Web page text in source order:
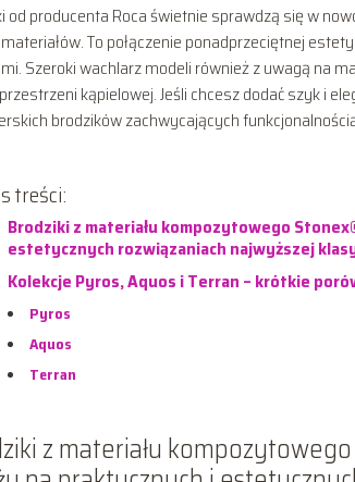
od producenta Roca świetnie sprawdzą się w
To połączenie ponadprzeciętnej
Szeroki wachlarz modeli również z uwagą na
kąpielowej. Jeśli chcesz dodać szyk i
brodzików zachwycających
treści:
Brodziki z materiału kompozytowego
estetycznych rozwiązaniach najwyższej
Kolekcje Pyros, Aquos i Terran – krótkie
Pyros
Aquos
Terran
z materiału